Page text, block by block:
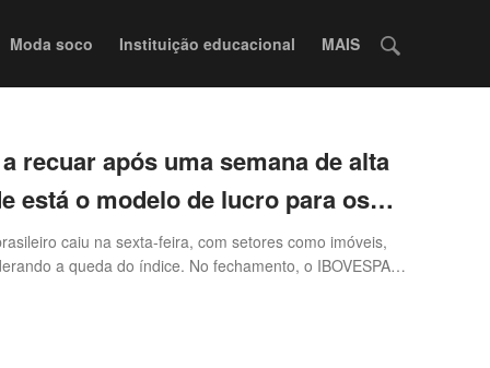
Moda soco Instituição educacional MAIS
recuar após uma semana de alta
está o modelo de lucro para os
caiu na sexta-feira, com setores como imóveis,
a queda do índice. No fechamento, o IBOVESPA